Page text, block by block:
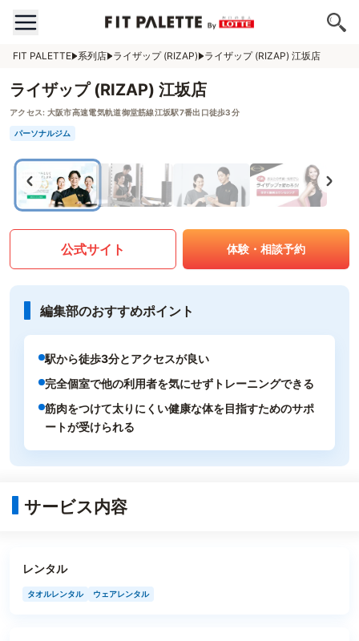
FIT PALETTE 系列店 ライザップ (RIZAP) ライザップ (RIZAP) 江坂店
ライザップ (RIZAP) 江坂店
アクセス: 大阪市高速電気軌道御堂筋線江坂駅7番出口徒歩3分
パーソナルジム
公式サイト 体験・相談予約
編集部のおすすめポイント
駅から徒歩3分とアクセスが良い
完全個室で他の利用者を気にせずトレーニングできる
筋肉をつけて太りにくい健康な体を目指すためのサポ
ートが受けられる
サービス内容
レンタル
タオルレンタル ウェアレンタル